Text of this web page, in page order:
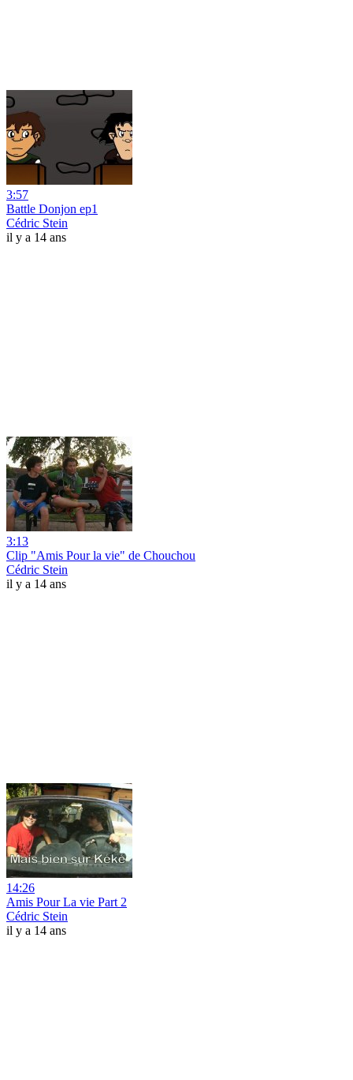
3:57
Battle Donjon ep1
Cédric Stein
il y a 14 ans
3:13
Clip "Amis Pour la vie" de Chouchou
Cédric Stein
il y a 14 ans
14:26
Amis Pour La vie Part 2
Cédric Stein
il y a 14 ans